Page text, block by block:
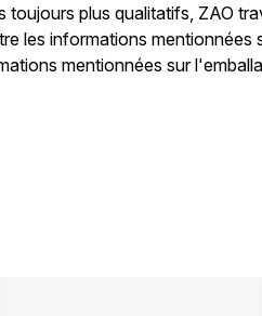
plus qualitatifs, ZAO
les informations
mentionnées sur